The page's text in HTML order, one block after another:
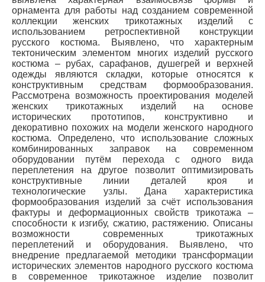
орнамента для работы над созданием современной
коллекции женских трикотажных изделий с
использованием ретроспективной конструкции
русского костюма. Выявлено, что характерным
тектоническим элементом многих изделий русского
костюма – рубах, сарафанов, душегрей и верхней
одежды являются складки, которые относятся к
конструктивным средствам формообразования.
Рассмотрена возможность проектирования моделей
женских трикотажных изделий на основе
исторических прототипов, конструктивно и
декоративно похожих на модели женского народного
костюма. Определено, что использование сложных
комбинированных заправок на современном
оборудовании путём перехода с одного вида
переплетения на другое позволит оптимизировать
конструктивные линии деталей кроя и
технологические узлы. Дана характеристика
формообразования изделий за счёт использования
фактуры и деформационных свойств трикотажа –
способности к изгибу, сжатию, растяжению. Описаны
возможности современных трикотажных
переплетений и оборудования. Выявлено, что
внедрение предлагаемой методики трансформации
исторических элементов народного русского костюма
в современное трикотажное изделие позволит